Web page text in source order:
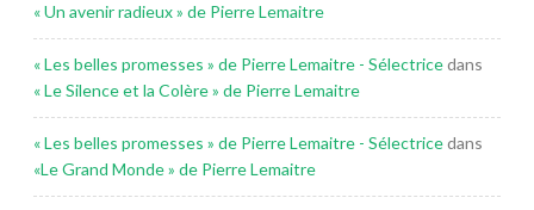
« Un avenir radieux » de Pierre Lemaitre
« Les belles promesses » de Pierre Lemaitre - Sélectricedans
« Le Silence et la Colère » de Pierre Lemaitre
« Les belles promesses » de Pierre Lemaitre - Sélectricedans
«Le Grand Monde » de Pierre Lemaitre